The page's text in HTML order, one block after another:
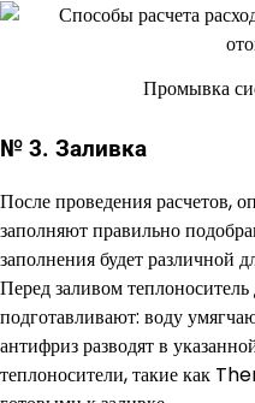
Промывка
№ 3. Заливка
После проведения расчетов,
заполняют правильно
заполнения будет различной
Перед заливом
подготавливают: воду
антифриз разводят в
теплоносители, такие как